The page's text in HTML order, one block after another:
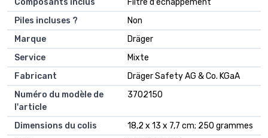
Piles incluses ?
‎Non
Marque
‎Dräger
Service
‎Mixte
Fabricant
‎Dräger Safety AG & Co. KGaA
Numéro du modèle de
l'article
‎3702150
Dimensions du colis
‎18,2 x 13 x 7,7 cm; 250 grammes